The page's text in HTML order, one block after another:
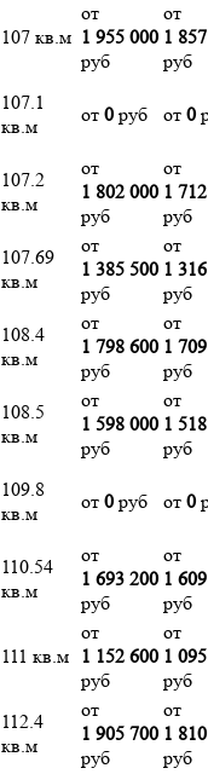
107 кв.м
от
1 955 000
руб
от
1
руб
107.1
кв.м
от 0 руб от 0
107.2
кв.м
от
1 802 000
руб
от
1
руб
107.69
кв.м
от
1 385 500
руб
от
1
руб
108.4
кв.м
от
1 798 600
руб
от
1
руб
108.5
кв.м
от
1 598 000
руб
от
1
руб
109.8
кв.м
от 0 руб от 0
110.54
кв.м
от
1 693 200
руб
от
1
руб
111 кв.м
от
1 152 600
руб
от
1
руб
112.4
кв.м
от
1 905 700
руб
от
1
руб